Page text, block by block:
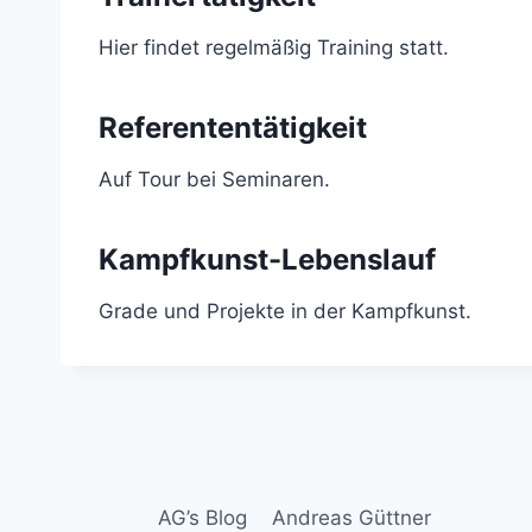
Hier findet regelmäßig Training statt.
Referententätigkeit
Auf Tour bei Seminaren.
Kampfkunst-Lebenslauf
Grade und Projekte in der Kampfkunst.
AG’s Blog Andreas Güttner